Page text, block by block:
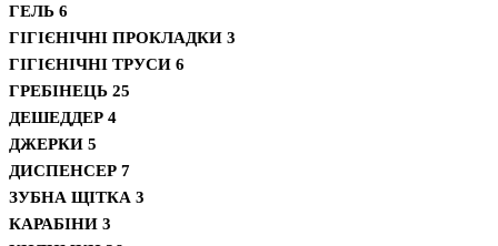
ГЕЛЬ 6
ГІГІЄНІЧНІ ПРОКЛАДКИ 3
ГІГІЄНІЧНІ ТРУСИ 6
ГРЕБІНЕЦЬ 25
ДЕШЕДДЕР 4
ДЖЕРКИ 5
ДИСПЕНСЕР 7
ЗУБНА ЩІТКА 3
КАРАБІНИ 3